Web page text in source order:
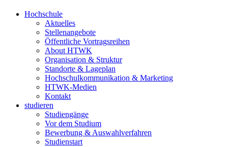
Hochschule
Aktuelles
Stellenangebote
Öffentliche Vortragsreihen
About HTWK
Organisation & Struktur
Standorte & Lageplan
Hochschulkommunikation & Marketing
HTWK-Medien
Kontakt
studieren
Studiengänge
Vor dem Studium
Bewerbung & Auswahlverfahren
Studienstart